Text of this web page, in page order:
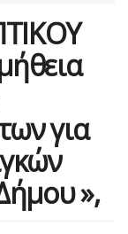
για
»,